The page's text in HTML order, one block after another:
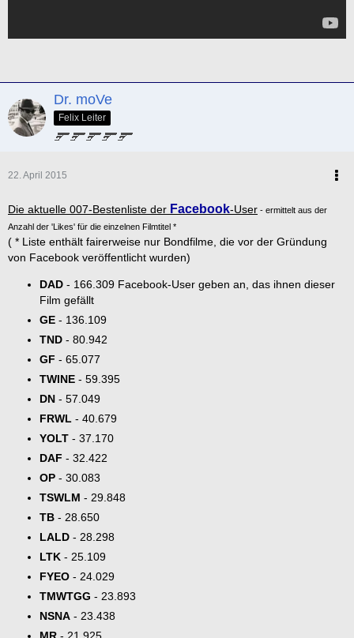
Dr. moVe
Felix Leiter
22. April 2015
Die aktuelle 007-Bestenliste der Facebook-User - ermittelt aus der
Anzahl der 'Likes' für die einzelnen Filmtitel *
( * Liste enthält fairerweise nur Bondfilme, die vor der Gründung
von Facebook veröffentlicht wurden)
DAD - 166.309 Facebook-User geben an, das ihnen dieser
Film gefällt
GE - 136.109
TND - 80.942
GF - 65.077
TWINE - 59.395
DN - 57.049
FRWL - 40.679
YOLT - 37.170
DAF - 32.422
OP - 30.083
TSWLM - 29.848
TB - 28.650
LALD - 28.298
LTK - 25.109
FYEO - 24.029
TMWTGG - 23.893
NSNA - 23.438